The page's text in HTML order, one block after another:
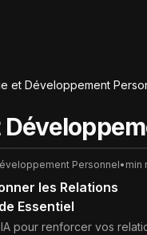
et Développement
Personnel• min
les Relations
Essentiel
pour renforcer vos